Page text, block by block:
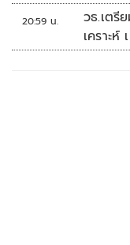
20:59 น.
วธ.เตรี
เคราะห์